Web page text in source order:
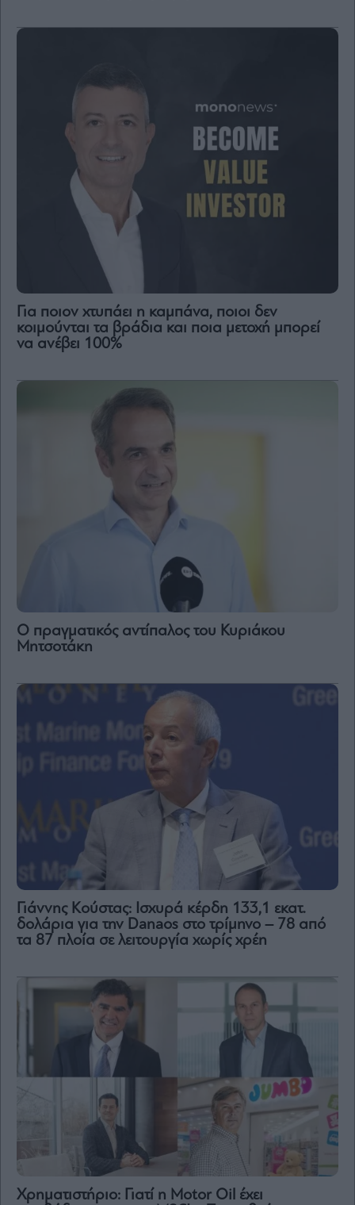
Για ποιον χτυπάει η καμπάνα, ποιοι δεν
κοιμούνται τα βράδια και ποια μετοχή μπορεί
να ανέβει 100%
Ο πραγματικός αντίπαλος του Κυριάκου
Μητσοτάκη
Γιάννης Κούστας: Ισχυρά κέρδη 133,1 εκατ.
δολάρια για την Danaos στο τρίμηνο – 78 από
τα 87 πλοία σε λειτουργία χωρίς χρέη
Χρηματιστήριο: Γιατί η Motor Oil έχει